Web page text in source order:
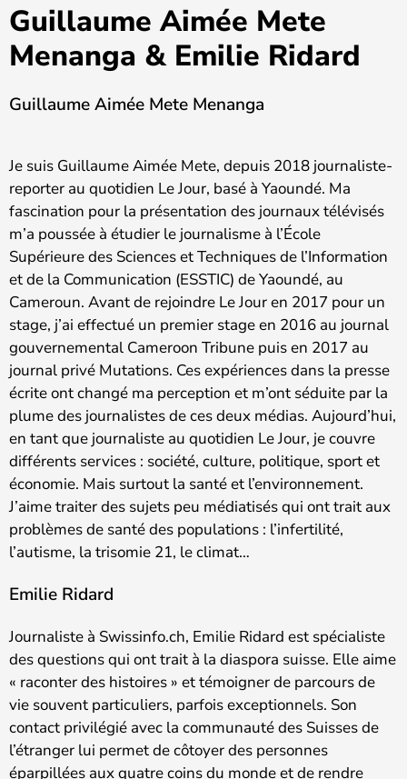
Guillaume Aimée Mete
Menanga & Emilie Ridard
Guillaume Aimée Mete Menanga
Je suis Guillaume Aimée Mete, depuis 2018 journaliste-
reporter au quotidien Le Jour, basé à Yaoundé. Ma
fascination pour la présentation des journaux télévisés
m’a poussée à étudier le journalisme à l’École
Supérieure des Sciences et Techniques de l’Information
et de la Communication (ESSTIC) de Yaoundé, au
Cameroun. Avant de rejoindre Le Jour en 2017 pour un
stage, j’ai effectué un premier stage en 2016 au journal
gouvernemental Cameroon Tribune puis en 2017 au
journal privé Mutations. Ces expériences dans la presse
écrite ont changé ma perception et m’ont séduite par la
plume des journalistes de ces deux médias. Aujourd’hui,
en tant que journaliste au quotidien Le Jour, je couvre
différents services : société, culture, politique, sport et
économie. Mais surtout la santé et l’environnement.
J’aime traiter des sujets peu médiatisés qui ont trait aux
problèmes de santé des populations : l’infertilité,
l’autisme, la trisomie 21, le climat…
Emilie Ridard
Journaliste à Swissinfo.ch, Emilie Ridard est spécialiste
des questions qui ont trait à la diaspora suisse. Elle aime
« raconter des histoires » et témoigner de parcours de
vie souvent particuliers, parfois exceptionnels. Son
contact privilégié avec la communauté des Suisses de
l’étranger lui permet de côtoyer des personnes
éparpillées aux quatre coins du monde et de rendre